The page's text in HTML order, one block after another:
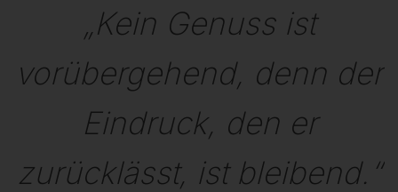
„Kein Genuss ist
vorübergehend, denn der
Eindruck, den er
zurücklässt, ist bleibend.“